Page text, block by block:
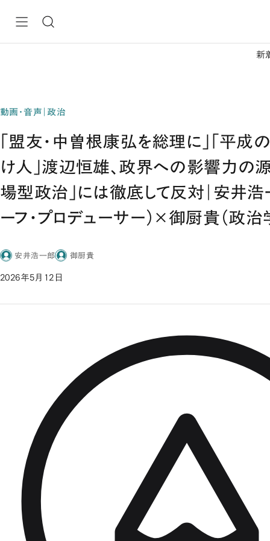
新
動画・音声｜政治
「盟友・中曽根康弘を総理に」「平
け人」渡辺恒雄、政界への影響力の源
場型政治」には徹底して反対｜安井
ーフ・プロデューサー）×御厨貴（政治
安井浩一郎 御厨貴
2026年5月12日